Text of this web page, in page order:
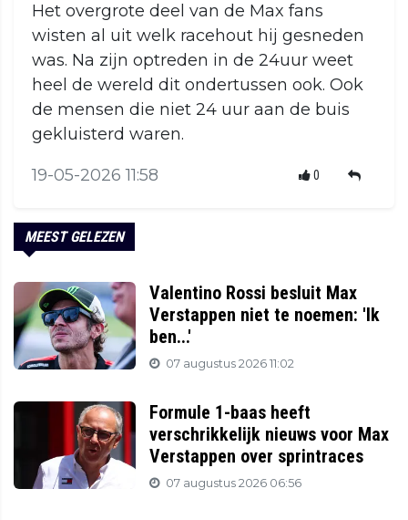
Het overgrote deel van de Max fans
wisten al uit welk racehout hij gesneden
was. Na zijn optreden in de 24uur weet
heel de wereld dit ondertussen ook. Ook
de mensen die niet 24 uur aan de buis
gekluisterd waren.
19-05-2026 11:58 0
MEEST GELEZEN
Valentino Rossi besluit Max
Verstappen niet te noemen: 'Ik
ben...'
07 augustus 2026 11:02
Formule 1-baas heeft
verschrikkelijk nieuws voor Max
Verstappen over sprintraces
07 augustus 2026 06:56